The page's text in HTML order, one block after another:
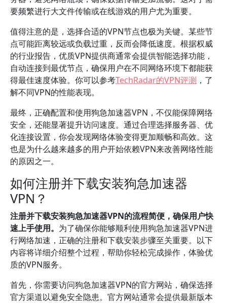
要频繁进行大文件传输或在线游戏的用户尤为重要。
值得注意的是，选择合适的VPN节点也极为关键。某些节
点可能距离较远或负载过重，反而会降低速度。根据权威
的行业报告，优质VPN提供商通常会提供智能选择功能，
自动连接到最优节点，确保用户在不同网络环境下都能获
得最佳速度体验。你可以参考TechRadar的VPN评测 ，了
解不同VPN的性能表现。
最终，正确配置和使用狗急加速器VPN，不仅能保障网络
安全，还能显著提升访问速度。通过合理选择服务器、优
化连接设置，你会发现网络体验变得更加顺畅和高效。这
也是为什么越来越多的用户开始依赖VPN来改善网络性能
的原因之一。
如何注册并下载安装狗急加速器
VPN？
注册并下载安装狗急加速器VPN的流程简便，确保用户快
速上手使用。 为了确保你能够顺利使用狗急加速器VPN进
行网络加速，正确的注册和下载安装步骤至关重要。以下
内容将详细介绍整个过程，帮助你轻松完成操作，体验优
质的VPN服务。
首先，你需要访问狗急加速器VPN的官方网站，确保选择
官方渠道以避免安全隐患。官方网站通常会提供最新版本